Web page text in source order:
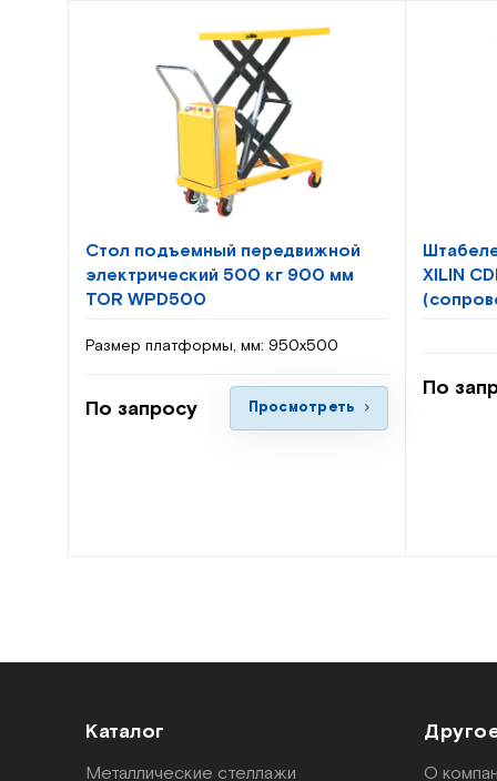
Стол подъемный передвижной
электрический 500 кг 900 мм
TOR WPD500
Размер платформы, мм: 950х500
По запросу Просмотреть
XILIN
По
Каталог
Металлические стеллажи О